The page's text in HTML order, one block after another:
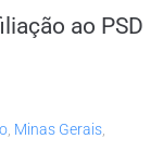
ao PSD
Minas Gerais